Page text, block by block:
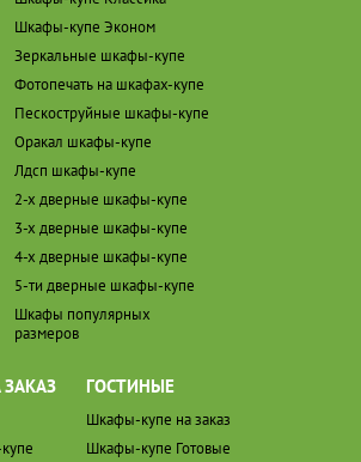
Шкафы-купе Эконом
Зеркальные шкафы-купе
Фотопечать на шкафах-купе
Пескоструйные шкафы-купе
Оракал шкафы-купе
Лдсп шкафы-купе
2-х дверные шкафы-купе
3-х дверные шкафы-купе
4-х дверные шкафы-купе
5-ти дверные шкафы-купе
Шкафы популярных
размеров
ГОСТИНЫЕ
Шкафы-купе на заказ
Шкафы-купе Готовые